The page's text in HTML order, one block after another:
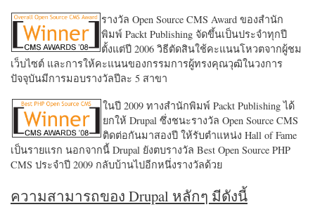
รางวัล Open Source CMS Award ของสำนัก
พิมพ์ Packt Publishing จัดขึ้นเป็นประจำทุกปี
ตั้งแต่ปี 2006 วิธีตัดสินใช้คะแนนโหวตจากผู้ชม
เว็บไซต์ และการให้คะแนนของกรรมการผู้ทรงคุณวุฒิในวงการ
ปัจจุบันมีการมอบรางวัลปีละ 5 สาขา
ในปี 2009 ทางสำนักพิมพ์ Packt Publishing ได้
ยกให้ Drupal ซึ่งชนะรางวัล Open Source CMS
ติดต่อกันมาสองปี ให้รับตำแหน่ง Hall of Fame
เป็นรายแรก นอกจากนี้ Drupal ยังตบรางวัล Best Open Source PHP
CMS ประจำปี 2009 กลับบ้านไปอีกหนึ่งรางวัลด้วย
ความสามารถของ Drupal หลักๆ มีดังนี้